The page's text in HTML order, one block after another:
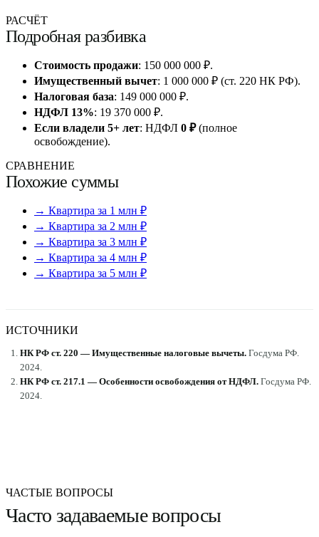
РАСЧЁТ
Подробная разбивка
Стоимость продажи: 150 000 000 ₽.
Имущественный вычет: 1 000 000 ₽ (ст. 220 НК РФ).
Налоговая база: 149 000 000 ₽.
НДФЛ 13%: 19 370 000 ₽.
Если владели 5+ лет: НДФЛ 0 ₽(полное
освобождение).
СРАВНЕНИЕ
Похожие суммы
→ Квартира за 1 млн ₽
→ Квартира за 2 млн ₽
→ Квартира за 3 млн ₽
→ Квартира за 4 млн ₽
→ Квартира за 5 млн ₽
ИСТОЧНИКИ
НК РФ ст. 220 — Имущественные налоговые вычеты. Госдума РФ.
2024.
НК РФ ст. 217.1 — Особенности освобождения от НДФЛ. Госдума РФ.
2024.
ЧАСТЫЕ ВОПРОСЫ
Часто задаваемые вопросы